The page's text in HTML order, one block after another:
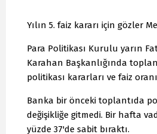
Yılın 5. faiz kararı için gözler
Para Politikası Kurulu yarın
Karahan Başkanlığında
politikası kararları ve faiz
Banka bir önceki toplantıda
değişikliğe gitmedi. Bir hafta
yüzde 37'de sabit bıraktı.